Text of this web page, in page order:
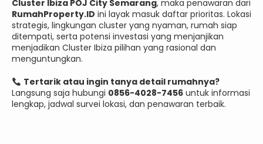
Cluster Ibiza POJ City Semarang, maka penawaran dari
RumahProperty.ID ini layak masuk daftar prioritas. Lokasi
strategis, lingkungan cluster yang nyaman, rumah siap
ditempati, serta potensi investasi yang menjanjikan
menjadikan Cluster Ibiza pilihan yang rasional dan
menguntungkan.
Tertarik atau ingin tanya detail rumahnya?
Langsung saja hubungi 0856-4028-7456 untuk informasi
lengkap, jadwal survei lokasi, dan penawaran terbaik.